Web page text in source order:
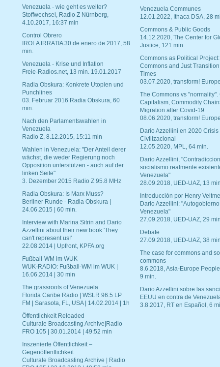
Venezuela - wie geht es weiter?
Stoffwechsel, Radio Z Nürnberg,
4.10.2017, 16:37 min
Control Obrero
IROLA IRRATIA 30 de enero de 2017, 58
min.
Venezuela - Krise und Inflation
Freie-Radios.net, 13 min. 19.01.2017
Radia Obskura: Konkrete Utopien und
Punchlines
03. Februar 2016 Radia Obskura, 60
min.
Nach den Parlamentswahlen in
Venezuela
Radio Z, 8.12.2015, 15:11 min
Wahlen in Venezuela: "Der Anteil derer
wächst, die weder Regierung noch
Opposition unterstützen - auch auf der
linken Seite"
3. Dezember 2015 Radio Z 95.8 MHz
Radia Obskura: Is Marx Muss?
Berliner Runde - Radia Obskura |
24.06.2015 | 60 min.
Interview with Marina Sitrin and Dario
Azzellini about their new book 'They
can't represent us!'
22.08.2014 | Upfront, KPFA.org
Fußball-WM im WUK
WUK-RADIO: Fußball-WM im WUK |
16.06.2014 | 30 min
The grassroots of Venezuela
Florida Caribe Radio | WSLR 96.5 LP
FM | Sarasota, FL, USA | 14.02.2014 | 1h
Öffentlichkeit Reloaded
Culturale Broadcasting Archive|Radio
FRO 105 | 30.01.2014 | 49:52 min
Inszenierte Öffentlichkeit –
Gegenöffentlichkeit
Culturale Broadcasting Archive | Radio
Venezuela Communes
12.01.2022, Ithaca DSA, 28
Commons & Public Goods
14.12.2020, The Center for
Justice, 121 min.
Commons as Political Project:
Commons and Just
Times
03.07.2020, transform!
The Commons vs "normality".
Capitalism, Commodity
Migration after Covid-19
08.06.2020, transform!
Dario Azzellini en 2020 Crisis
Civilizacional
12.05.2020, MPL, 64 min.
Dario Azzellini,
socialismo realmente
Venezuela"
28.09.2018, UED-UAZ, 13
Introducción por Henry
Dario Azzellini:
Venezuela"
27.09.2018, UED-UAZ, 29
Debate
27.09.2018, UED-UAZ, 38
The case for commons and
commons
8.6.2018, Asia-Europe
9 min.
Dario Azzellini sobre las
EEUU en contra de
3.8.2017, RT en Español, 6